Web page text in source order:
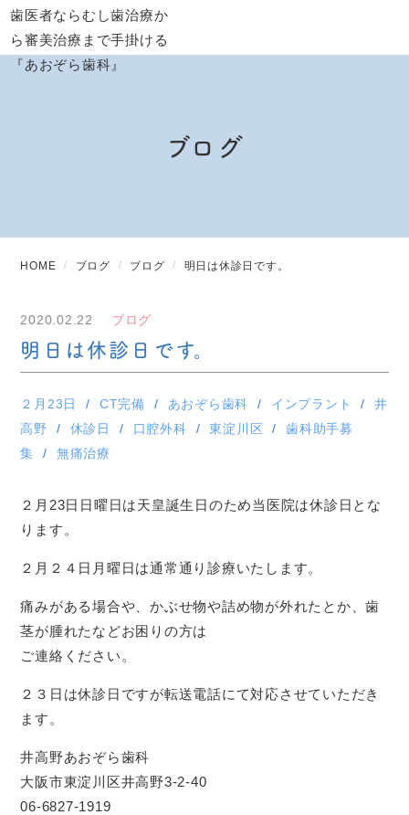
ブログ
HOME ブログ ブログ 明日は休診日です。
2020.02.22 ブログ
明日は休診日です。
２月23日 CT完備 あおぞら歯科 インプラント
井
高野
休診日 口腔外科 東淀川区
歯科助手募
集
無痛治療
２月23日日曜日は天皇誕生日のため当医院は休診日とな
ります。
２月２４日月曜日は通常通り診療いたします。
痛みがある場合や、かぶせ物や詰め物が外れたとか、歯
茎が腫れたなどお困りの方は
ご連絡ください。
２３日は休診日ですが転送電話にて対応させていただき
ます。
井高野あおぞら歯科
大阪市東淀川区井高野3-2-40
06-6827-1919